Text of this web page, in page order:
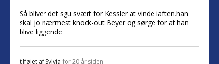
Så bliver det sgu svært for Kessler at vinde iaften,han
skal jo nærmest knock-out Beyer og sørge for at han
blive liggende
tilføjet af Sylvia for 20 år siden